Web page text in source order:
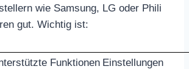
wie Samsung, LG oder Phili
gut. Wichtig ist:
Funktionen Einstellungen